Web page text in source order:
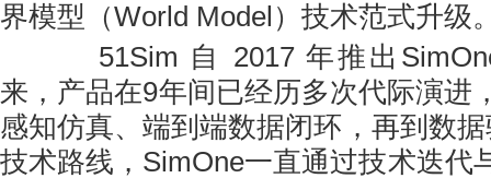
界模型（World Model）技术范式升级
51Sim 自 2017 年推出
来，产品在9年间已经历多次代际演进
感知仿真、端到端数据闭环，再到数
技术路线，SimOne一直通过技术迭代